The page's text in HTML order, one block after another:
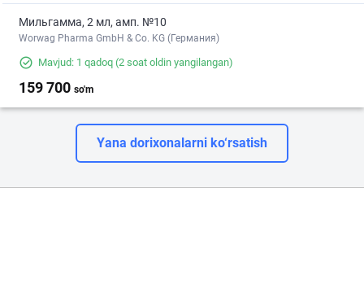
Мильгамма, 2 мл, амп. №10
Worwag Pharma GmbH & Co. KG (Германия)
Mavjud: 1 qadoq (2 soat oldin yangilangan)
159 700 so'm
Yana dorixonalarni ko‘rsatish